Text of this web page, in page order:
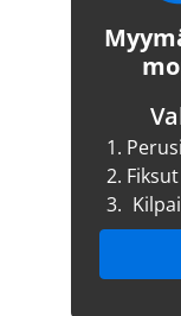
1.
2.
3.